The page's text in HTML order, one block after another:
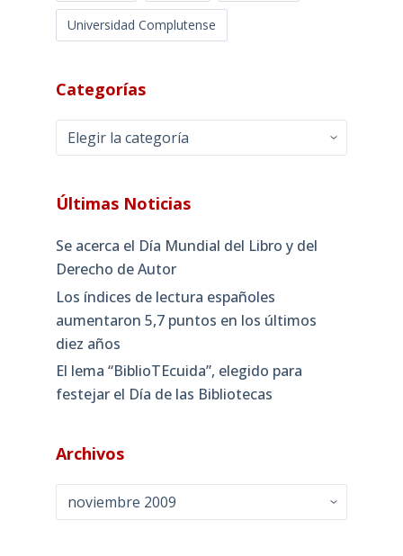
Universidad Complutense
Categorías
Categorías
Últimas Noticias
Se acerca el Día Mundial del Libro y del
Derecho de Autor
Los índices de lectura españoles
aumentaron 5,7 puntos en los últimos
diez años
El lema “BiblioTEcuida”, elegido para
festejar el Día de las Bibliotecas
Archivos
Archivos